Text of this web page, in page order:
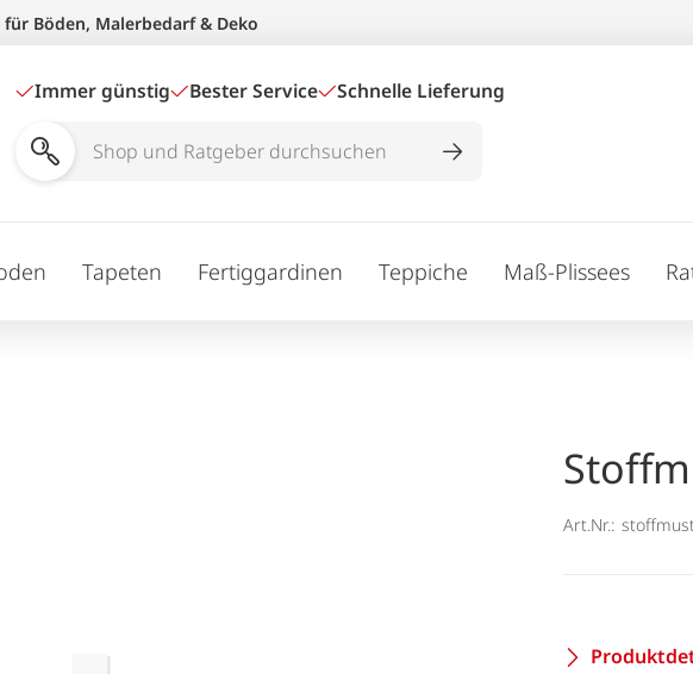
Böden, Malerbedarf & Deko
Immer günstig Bester Service Schnelle Lieferung
Shop
durchsuchen
Tapeten Fertiggardinen Teppiche Maß-Plissees
Art.Nr.: